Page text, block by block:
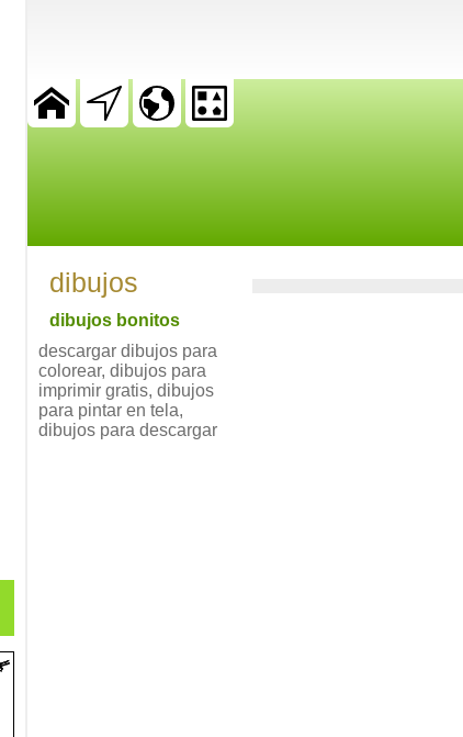
dibujos
dibujos bonitos
descargar dibujos para
colorear, dibujos para
imprimir gratis, dibujos
para pintar en tela,
dibujos para descargar